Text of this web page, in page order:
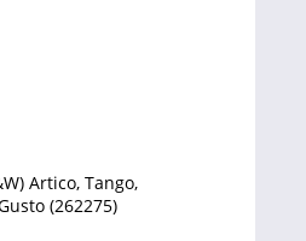
Artico, Tango,
(262275)